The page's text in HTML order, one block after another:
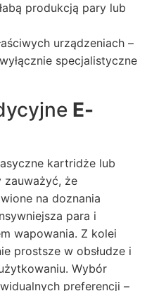
produkcją pary lub
urządzeniach –
specjalistyczne
E-
kartridże lub
zauważyć, że
na doznania
para i
wapowania. Z kolei
prostsze w obsłudze i
Wybór
preferencji –